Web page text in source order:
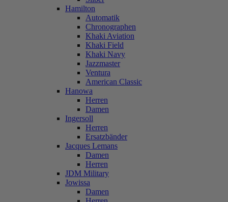
Hamilton
Automatik
Chronographen
Khaki Aviation
Khaki Field
Khaki Navy
Jazzmaster
Ventura
American Classic
Hanowa
Herren
Damen
Ingersoll
Herren
Ersatzbänder
Jacques Lemans
Damen
Herren
JDM Military
Jowissa
Damen